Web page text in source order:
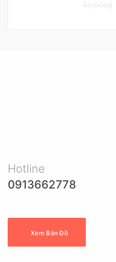
Hotline
0913662778
Xem Bản Đồ